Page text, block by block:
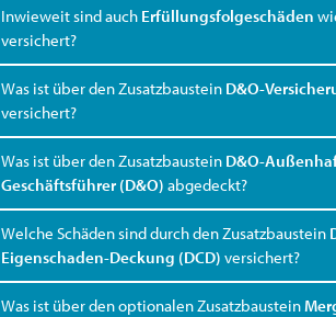
Inwieweit sind auch Erfüllungsfolgeschäden
versichert?
Was ist über den Zusatzbaustein D&O-
versichert?
Was ist über den Zusatzbaustein D&O-
Geschäftsführer (D&O)abgedeckt?
Welche Schäden sind durch den Zusatzbaustein
Eigenschaden-Deckung (DCD) versichert?
Was ist über den optionalen Zusatzbaustein